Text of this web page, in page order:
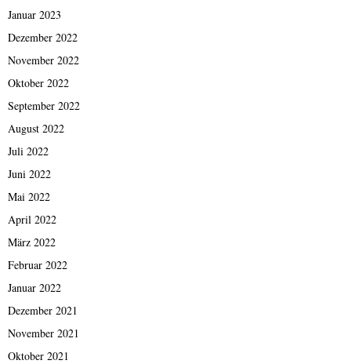
Januar 2023
Dezember 2022
November 2022
Oktober 2022
September 2022
August 2022
Juli 2022
Juni 2022
Mai 2022
April 2022
März 2022
Februar 2022
Januar 2022
Dezember 2021
November 2021
Oktober 2021